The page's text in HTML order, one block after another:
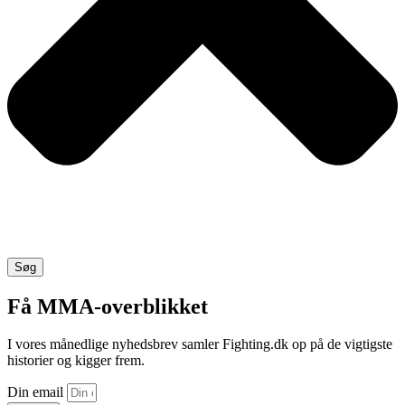
Søg
Få MMA-overblikket
I vores månedlige nyhedsbrev samler Fighting.dk op på de vigtigste
historier og kigger frem.
Din email